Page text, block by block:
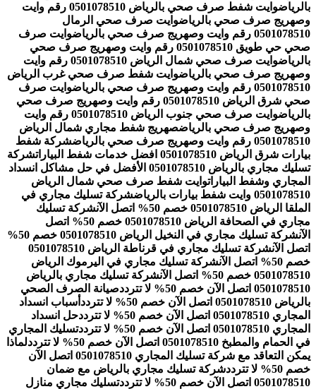
بالرياض
وايت شفط صرف صحي بالرياض 0501078510 رقم وايت
وصهريج صرف صحي بالرياضوايت صرف صحي الرمال
0501078510 رقم وايت وصهريج صرف صحي بالرياض
وايت صرف
صحي حي طويق 0501078510 رقم وايت وصهريج صرف صحي
بالرياض
وايت صرف صحي شمال الرياض 0501078510 رقم وايت
وصهريج صرف صحي بالرياضوايت شفط صرف صحي غرب الرياض
0501078510 رقم وايت وصهريج صرف صحي بالرياض
وايت صرف
صحي شرق الرياض 0501078510 رقم وايت وصهريج صرف صحي
بالرياض
وايت صرف صحي جنوب الرياض 0501078510 رقم وايت
وصهريج صرف صحي بالرياضصهريج شفط مجاري شمال الرياض
0501078510 رقم وايت وصهريج صرف صحي بالرياض
شركة شفط
بيارات شرق الرياض 0501078510 افضل خدمات شفط البيارات
شركة
تسليك مجاري بالرياض 0501078510 الأفضل في حل مشاكل انسداد
المجاري وشفط البياراتوايت شفط صرف صحي شمال الرياض
0501078510 وايت شفط بيارات بالرياض
شركة تسليك مجاري في
الملقا الرياض 0501078510 خصم 50% اتصل الآن
شركة تسليك
مجاري في الصحافة الرياض 0501078510 خصم 50% اتصل
الآن
شركة تسليك مجاري في النخيل الرياض 0501078510 خصم 50%
اتصل الآن
شركة تسليك مجاري في قرناطة الرياض 0501078510
خصم 50% اتصل الآن
شركة تسليك مجاري في اليرموك الرياض
0501078510 خصم 50% اتصل الآن
شركة تسليك مجاري بالرياض
0501078510 اتصل الآن خصم 50% لا تتردد
صيانة الصرف الصحي
بالرياض 0501078510 اتصل الآن خصم 50% لا تتردد
أسباب انسداد
المجاري 0501078510 اتصل الآن خصم 50% لا تتردد
حل انسداد
المجاري 0501078510 اتصل الآن خصم 50% لا تتردد
تسليك المجاري
في الحمام والمطبخ 0501078510 اتصل الآن خصم 50% لا تتردد
لماذا
يمكن التعاقد مع شركة تسليك المجاري 0501078510 اتصل الآن
خصم 50% لا تتردد
شركة تسليك مجاري بالرياض مع ضمان
0501078510 اتصل الآن خصم 50% لا تتردد
تسليك مجاري منازل